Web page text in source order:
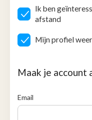
Ik ben
afstand
Mijn profiel
Maak je account
Email